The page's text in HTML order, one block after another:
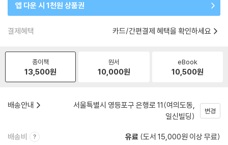
앱 다운 시 1천원 상품권
결제혜택 카드/간편결제 혜택을 확인하세요
종이책
13,500원
원서
10,000원
eBook
10,500원
배송안내
서울특별시 영등포구 은행로 11(여의도동,
일신빌딩)
변경
배송비 유료 (도서 15,000원 이상 무료)